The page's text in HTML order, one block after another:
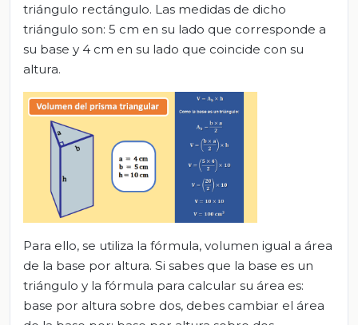
triángulo rectángulo. Las medidas de dicho
triángulo son: 5 cm en su lado que corresponde a
su base y 4 cm en su lado que coincide con su
altura.
Para ello, se utiliza la fórmula, volumen igual a área
de la base por altura. Si sabes que la base es un
triángulo y la fórmula para calcular su área es:
base por altura sobre dos, debes cambiar el área